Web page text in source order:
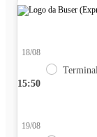
15:50
18/08
19/08